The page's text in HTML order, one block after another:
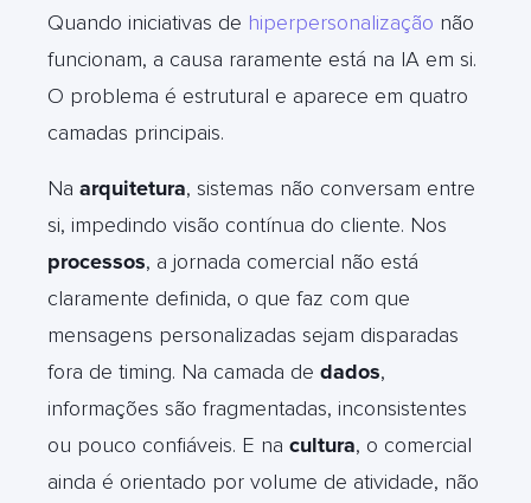
Quando iniciativas de hiperpersonalização não
funcionam, a causa raramente está na IA em si.
O problema é estrutural e aparece em quatro
camadas principais.
Na arquitetura, sistemas não conversam entre
si, impedindo visão contínua do cliente. Nos
processos, a jornada comercial não está
claramente definida, o que faz com que
mensagens personalizadas sejam disparadas
fora de timing. Na camada de dados,
informações são fragmentadas, inconsistentes
ou pouco confiáveis. E na cultura, o comercial
ainda é orientado por volume de atividade, não